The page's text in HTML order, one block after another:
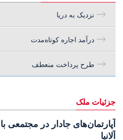
نزدیک به دریا
درآمد اجاره کوتاه‌مدت
طرح پرداخت منعطف
جزئیات ملک
آپارتمان‌های جادار در مجتمعی
آلانیا